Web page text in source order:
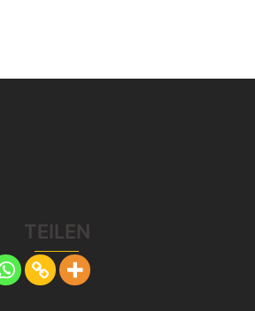
TEILEN